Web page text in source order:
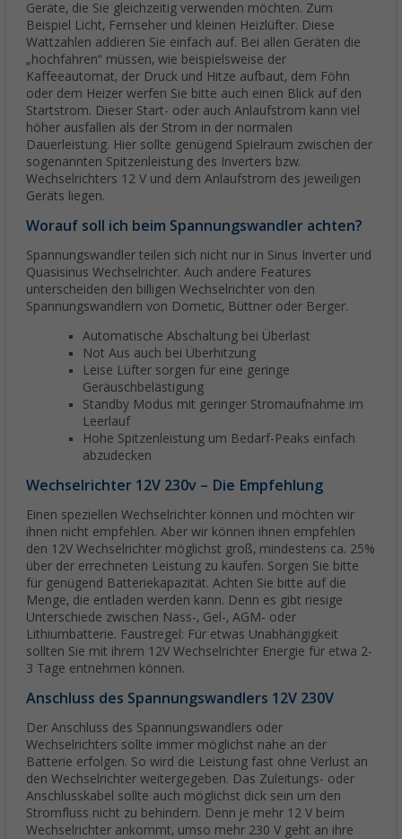
Geräte, die Sie gleichzeitig verwenden möchten. Zum
Beispiel Licht, Fernseher und kleinen Heizlüfter. Diese
Wattzahlen addieren Sie einfach auf. Bei allen Geräten die
„hochfahren“ müssen, wie beispielsweise der
Kaffeeautomat, der Druck und Hitze aufbaut, dem Föhn
oder dem Heizer werfen Sie bitte auch einen Blick auf den
Startstrom. Dieser Start- oder auch Anlaufstrom kann viel
höher ausfallen als der Strom in der normalen
Dauerleistung. Hier sollte genügend Spielraum zwischen der
sogenannten Spitzenleistung des Inverters bzw.
Wechselrichters 12 V und dem Anlaufstrom des jeweiligen
Geräts liegen.
Worauf soll ich beim Spannungswandler achten?
Spannungswandler teilen sich nicht nur in Sinus Inverter und
Quasisinus Wechselrichter. Auch andere Features
unterscheiden den billigen Wechselrichter von den
Spannungswandlern von Dometic, Büttner oder Berger.
Automatische Abschaltung bei Überlast
Not Aus auch bei Überhitzung
Leise Lüfter sorgen für eine geringe
Geräuschbelästigung
Standby Modus mit geringer Stromaufnahme im
Leerlauf
Hohe Spitzenleistung um Bedarf-Peaks einfach
abzudecken
Wechselrichter 12V 230v – Die Empfehlung
Einen speziellen Wechselrichter können und möchten wir
ihnen nicht empfehlen. Aber wir können ihnen empfehlen
den 12V Wechselrichter möglichst groß, mindestens ca. 25%
über der errechneten Leistung zu kaufen. Sorgen Sie bitte
für genügend Batteriekapazität. Achten Sie bitte auf die
Menge, die entladen werden kann. Denn es gibt riesige
Unterschiede zwischen Nass-, Gel-, AGM- oder
Lithiumbatterie. Faustregel: Für etwas Unabhängigkeit
sollten Sie mit ihrem 12V Wechselrichter Energie für etwa 2-
3 Tage entnehmen können.
Anschluss des Spannungswandlers 12V 230V
Der Anschluss des Spannungswandlers oder
Wechselrichters sollte immer möglichst nahe an der
Batterie erfolgen. So wird die Leistung fast ohne Verlust an
den Wechselrichter weitergegeben. Das Zuleitungs- oder
Anschlusskabel sollte auch möglichst dick sein um den
Stromfluss nicht zu behindern. Denn je mehr 12 V beim
Wechselrichter ankommt, umso mehr 230 V geht an ihre